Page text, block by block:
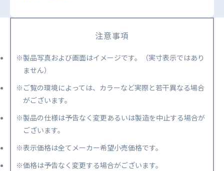
注意事項
※製品写真および画面はイメージです。（実寸表示ではあり
ません）
※ご覧の環境によっては、カラーなど実際と若干異なる場合
がございます。
※製品の仕様は予告なく変更あるいは製造を中止する場合が
ございます。
※表示価格は全てメーカー希望小売価格です。
※価格は予告なく変更する場合がございます。